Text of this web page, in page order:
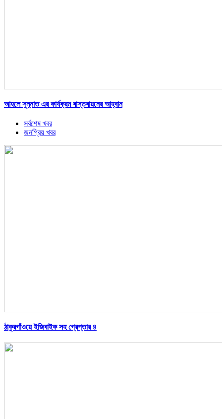
আহলে সুন্নাত এর কার্যক্রম বাস্তবায়নের আহ্বান
সর্বশেষ খবর
জনপ্রিয় খবর
ঠাকুরগাঁওয়ে ইজিবাইক সহ গ্রেপ্তার ৪